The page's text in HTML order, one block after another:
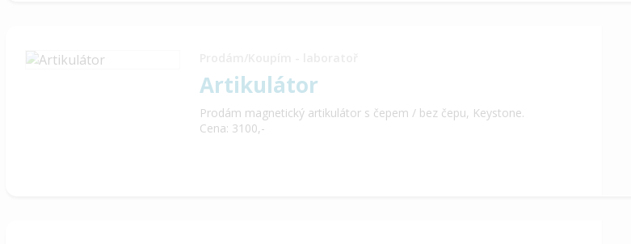
Artikulátor
Prodám magnetický artikulátor s čepem / bez čepu, Keystone.
Cena: 3100,-